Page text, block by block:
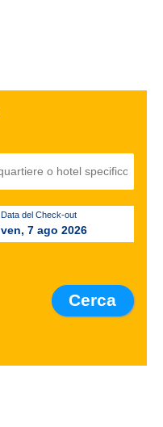
Data del Check-out
ven, 7 ago 2026